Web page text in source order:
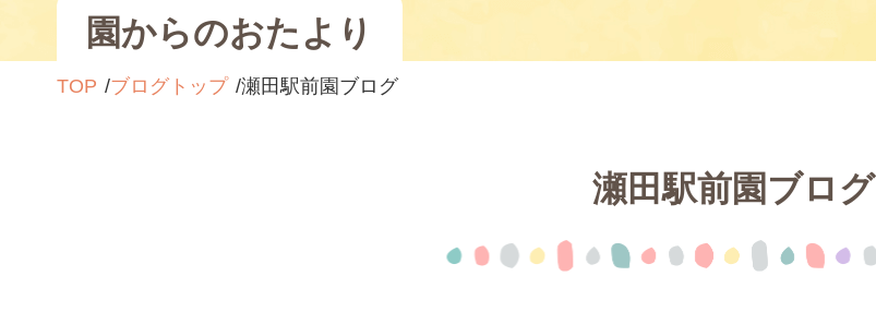
園からのおたより
TOP ブログトップ 瀬田駅前園ブログ
瀬田駅前園ブログ